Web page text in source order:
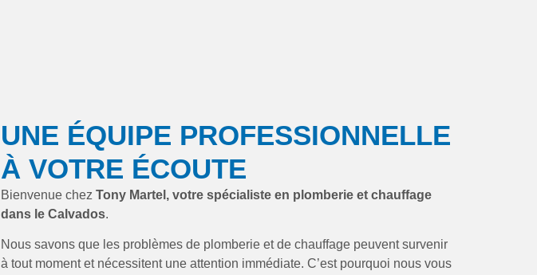
UNE ÉQUIPE PROFESSIONNELLE
À VOTRE ÉCOUTE
Bienvenue chez Tony Martel, votre spécialiste en plomberie et chauffage
dans le Calvados.
Nous savons que les problèmes de plomberie et de chauffage peuvent survenir
à tout moment et nécessitent une attention immédiate. C’est pourquoi nous vous